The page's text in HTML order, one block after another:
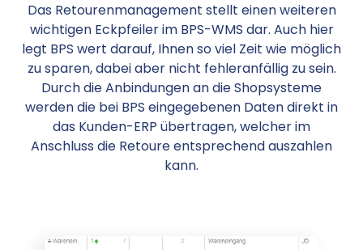
Das Retourenmanagement stellt einen weiteren
wichtigen Eckpfeiler im BPS-WMS dar. Auch hier
legt BPS wert darauf, Ihnen so viel Zeit wie möglich
zu sparen, dabei aber nicht fehleranfällig zu sein.
Durch die Anbindungen an die Shopsysteme
werden die bei BPS eingegebenen Daten direkt in
das Kunden-ERP übertragen, welcher im
Anschluss die Retoure entsprechend auszahlen
kann.